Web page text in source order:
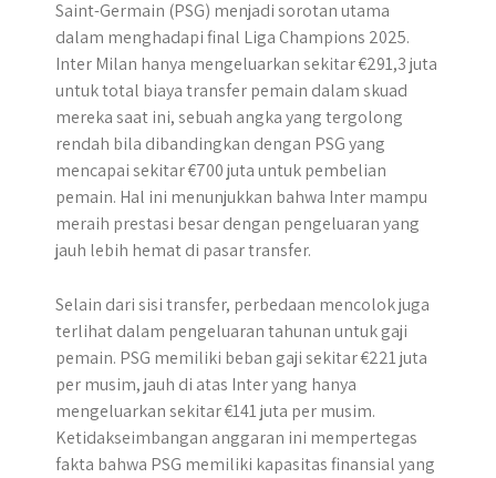
Saint-Germain (PSG) menjadi sorotan utama
dalam menghadapi final Liga Champions 2025.
Inter Milan hanya mengeluarkan sekitar €291,3 juta
untuk total biaya transfer pemain dalam skuad
mereka saat ini, sebuah angka yang tergolong
rendah bila dibandingkan dengan PSG yang
mencapai sekitar €700 juta untuk pembelian
pemain. Hal ini menunjukkan bahwa Inter mampu
meraih prestasi besar dengan pengeluaran yang
jauh lebih hemat di pasar transfer.
Selain dari sisi transfer, perbedaan mencolok juga
terlihat dalam pengeluaran tahunan untuk gaji
pemain. PSG memiliki beban gaji sekitar €221 juta
per musim, jauh di atas Inter yang hanya
mengeluarkan sekitar €141 juta per musim.
Ketidakseimbangan anggaran ini mempertegas
fakta bahwa PSG memiliki kapasitas finansial yang